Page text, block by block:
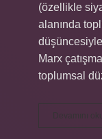
(özellikle
alanında
düşüncesiyle
Marx
toplumsal
Devamını